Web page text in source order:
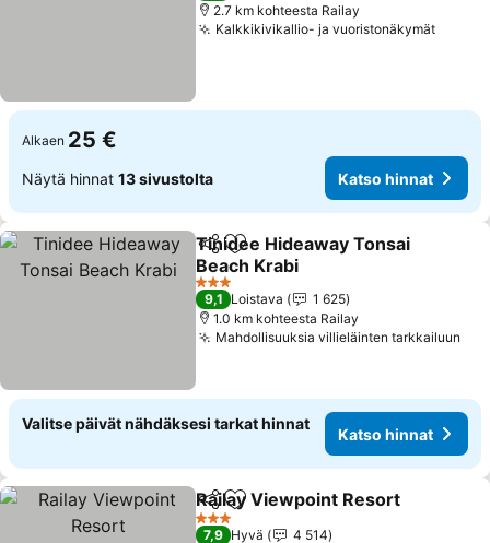
2.7 km kohteesta Railay
Kalkkikivikallio- ja vuoristonäkymät
Alkaen 25 €
Näytä hinnat 13 sivustolta Katso hinnat
Jaa Lisää suosikkeihin
Tinidee Hideaway Tonsai
Beach Krabi
3 Tähtiluokitus
9,1 Loistava
1 625
1.0 km kohteesta Railay
Mahdollisuuksia villieläinten tarkkailuun
Valitse päivät nähdäksesi tarkat hinnat
Katso hinnat
Jaa Lisää suosikkeihin
Railay Viewpoint Resort
3 Tähtiluokitus
7,9 Hyvä
4 514